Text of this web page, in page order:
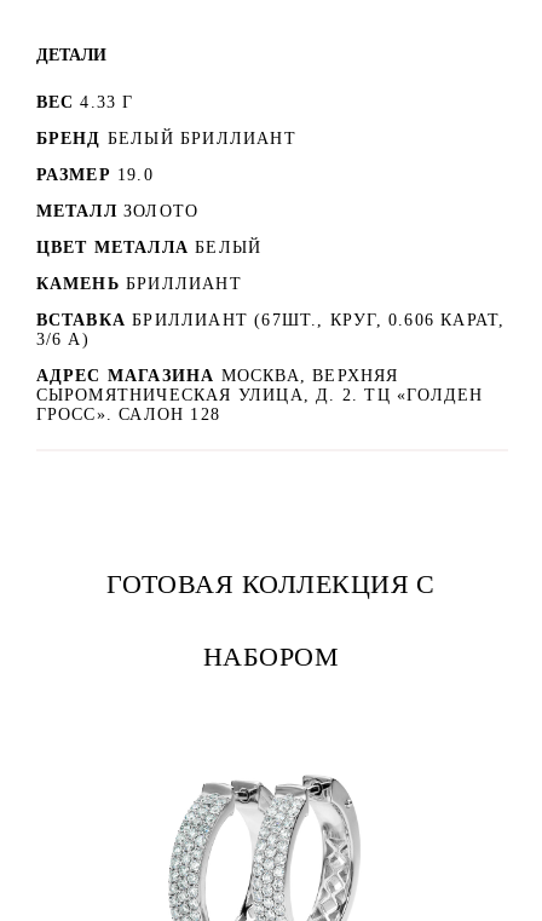
ДЕТАЛИ
ВЕС 4.33 Г
БРЕНД БЕЛЫЙ БРИЛЛИАНТ
РАЗМЕР 19.0
МЕТАЛЛ ЗОЛОТО
ЦВЕТ МЕТАЛЛА БЕЛЫЙ
КАМЕНЬ БРИЛЛИАНТ
ВСТАВКА БРИЛЛИАНТ (67ШТ., КРУГ, 0.606 КАРАТ,
3/6 А)
АДРЕС МАГАЗИНА МОСКВА, ВЕРХНЯЯ
СЫРОМЯТНИЧЕСКАЯ УЛИЦА, Д. 2. ТЦ «ГОЛДЕН
ГРОСС». САЛОН 128
ГОТОВАЯ КОЛЛЕКЦИЯ С
НАБОРОМ